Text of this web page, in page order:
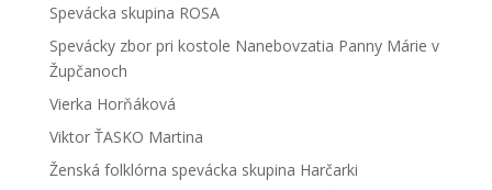
Spevácka skupina ROSA
Spevácky zbor pri kostole Nanebovzatia Panny Márie v
Župčanoch
Vierka Horňáková
Viktor ŤASKO Martina
Ženská folklórna spevácka skupina Harčarki